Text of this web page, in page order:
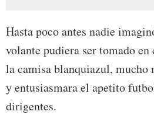
Hasta poco antes nadie
volante pudiera ser tomado en
la camisa blanquiazul, mucho
y entusiasmara el apetito
dirigentes.